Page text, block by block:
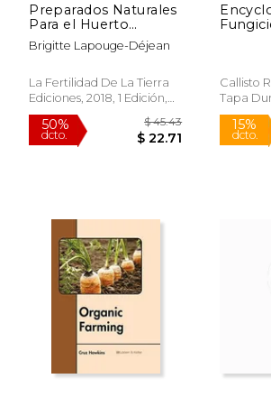
15%
dcto. $ 12.74
Preparados Naturales
Para el Huerto
Ecológico: Extractos
Fermentados,
Tratamientos (Guías
Para la Fertilidad de la
Brigitte Lapouge-Déjean
La Fertilidad De La Tierra
Ediciones, 2018, 1 Edición,
Tapa Blanda, Nuevo
Callisto
Tapa